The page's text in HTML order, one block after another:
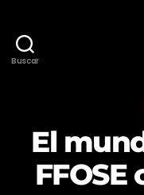
Buscar
El
FFOSE